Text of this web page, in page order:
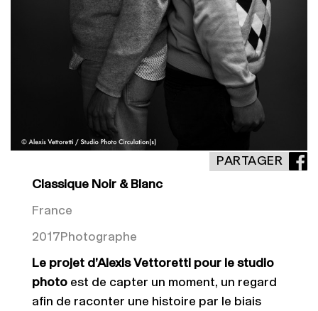
PARTAGER
Classique Noir & Blanc
France
2017 Photographe
Le projet d’Alexis Vettoretti pour le studio
photo est de capter un moment, un regard
afin de raconter une histoire par le biais